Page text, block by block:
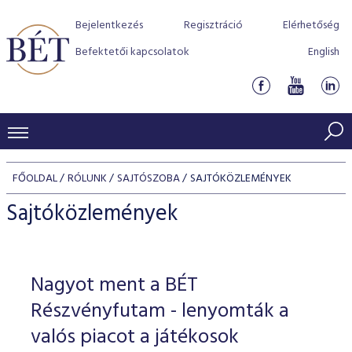
Bejelentkezés Regisztráció
Elérhetőség
Befektetői kapcsolatok
English
KERESKEDÉSI ADATOK
INDEXEK
Jelzáloglevél indexek
Vállalati kötvény indexek
Azonnali Piac
Részvények
Származékos piac
BEFEKTETŐK
Részvény szekció
Hitelpapír szekció
BÉT szabályzatok
Befektetővédelem
Alkalmazott díjstruktúra
Elszámolás
Részvény és vállalati kötvény tőzsdei bevezetését
program
BÉT Xtend - Részvénypiac egyszerűen
TŐZSDETAGOK
Tőzsdetagok, üzletkötők
VENDOROK
FŐOLDAL RÓLUNK SAJTÓSZOBA SAJTÓKÖZLEMÉNYEK
Sajtóközlemények
Nagyot ment a BÉT
Részvényfutam - lenyomták a
valós piacot a játékosok